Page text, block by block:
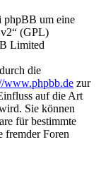
phpBB um eine
(GPL)
Limited
die
www.phpbb.de zur
auf die Art
Sie können
für bestimmte
fremder Foren